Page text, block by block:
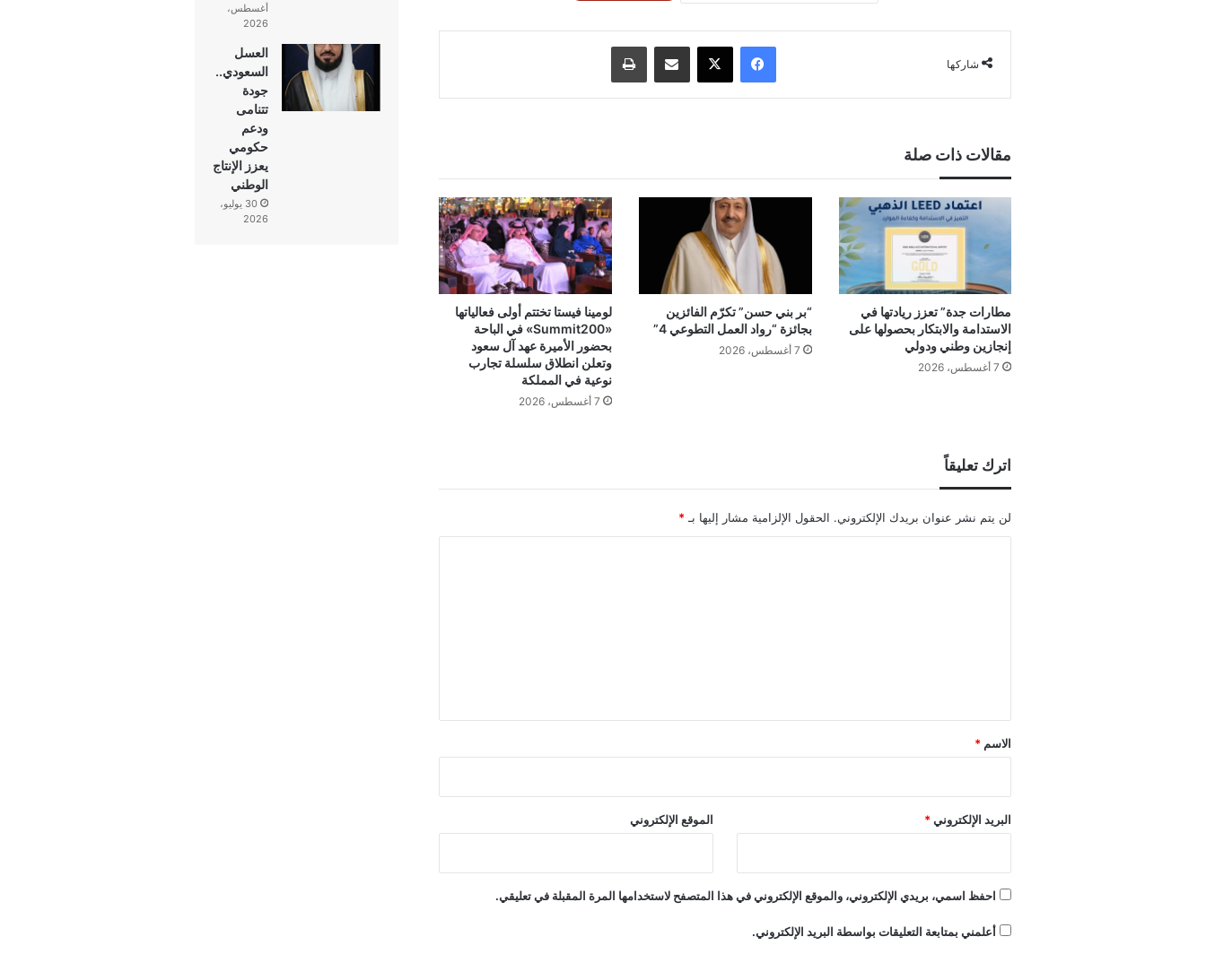
شاركها
فيسبوك ‫X مشاركة عبر البريد طباعة
مقالات ذات صلة
مطارات جدة” تعزز ريادتها في
الاستدامة والابتكار بحصولها على
إنجازين وطني ودولي
7 أغسطس، 2026
“بر بني حسن” تكرّم الفائزين
بجائزة “رواد العمل التطوعي 4”
7 أغسطس، 2026
لومينا فيستا تختتم أولى فعالياتها
«Summit200» في الباحة
بحضور الأميرة عهد آل سعود
وتعلن انطلاق سلسلة تجارب
نوعية في المملكة
7 أغسطس، 2026
اترك تعليقاً
لن يتم نشر عنوان بريدك الإلكتروني. الحقول الإلزامية مشار إليها بـ*
*
الاسم *
البريد الإلكتروني* الموقع الإلكتروني
احفظ اسمي، بريدي الإلكتروني، والموقع الإلكتروني في هذا المتصفح لاستخدامها المرة المقبلة في تعليقي.
أعلمني بمتابعة التعليقات بواسطة البريد الإلكتروني.
أغسطس،
2026
العسل
السعودي..
جودة
تتنامى
ودعم
حكومي
يعزز الإنتاج
الوطني
30 يوليو،
2026